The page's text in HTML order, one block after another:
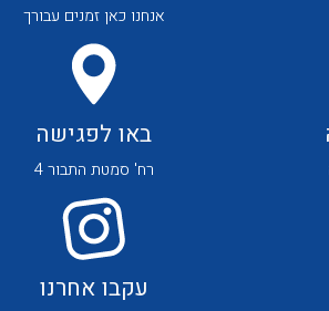
אנחנו כאן זמנים עבורך
באו לפגישה
רח' סמטת התבור 4
עקבו אחרנו